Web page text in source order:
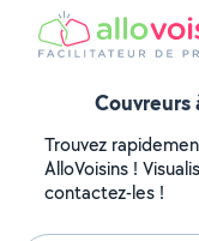
Trouvez
AlloVoisins !
contactez-les !